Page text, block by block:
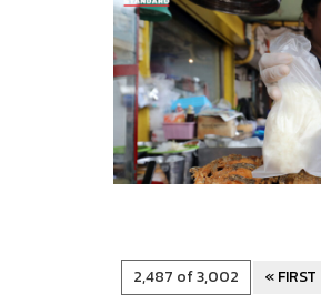
2,487 of 3,002 « FIRST